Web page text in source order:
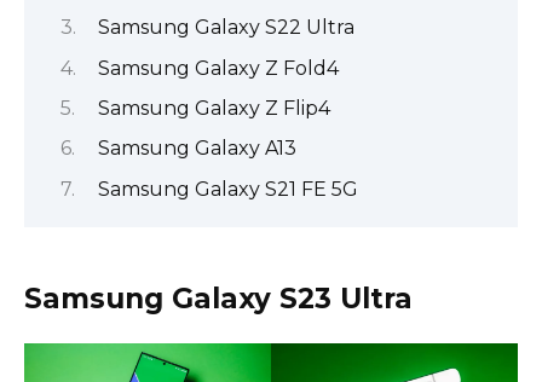
Samsung Galaxy S22 Ultra
Samsung Galaxy Z Fold4
Samsung Galaxy Z Flip4
Samsung Galaxy A13
Samsung Galaxy S21 FE 5G
Samsung Galaxy S23 Ultra